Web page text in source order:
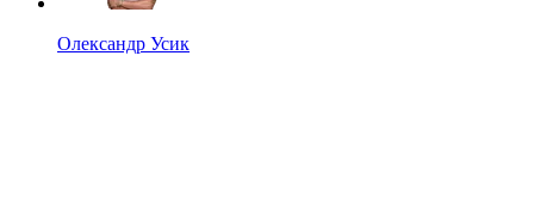
Олександр Усик